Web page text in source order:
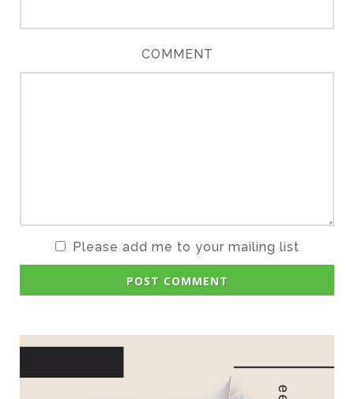
COMMENT
Please add me to your mailing list
POST COMMENT